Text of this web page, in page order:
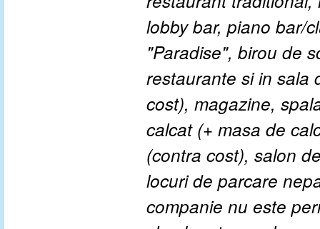
lobby bar, piano bar/
"Paradise", birou de
restaurante si in sala
cost), magazine,
calcat (+ masa de
(contra cost), salon
locuri de parcare
companie nu este